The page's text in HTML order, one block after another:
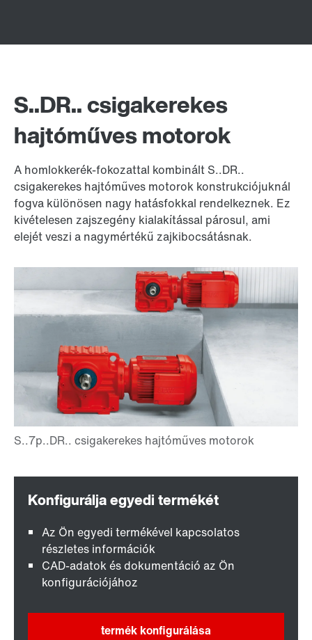
S..DR.. csigakerekes
hajtóműves motorok
A homlokkerék-fokozattal kombinált S..DR..
csigakerekes hajtóműves motorok konstrukciójuknál
fogva különösen nagy hatásfokkal rendelkeznek. Ez
kivételesen zajszegény kialakítással párosul, ami
elejét veszi a nagymértékű zajkibocsátásnak.
Az Ön egyedi termékével kapcsolatos
részletes információk
CAD-adatok és dokumentáció az Ön
konfigurációjához
termék konfigurálása